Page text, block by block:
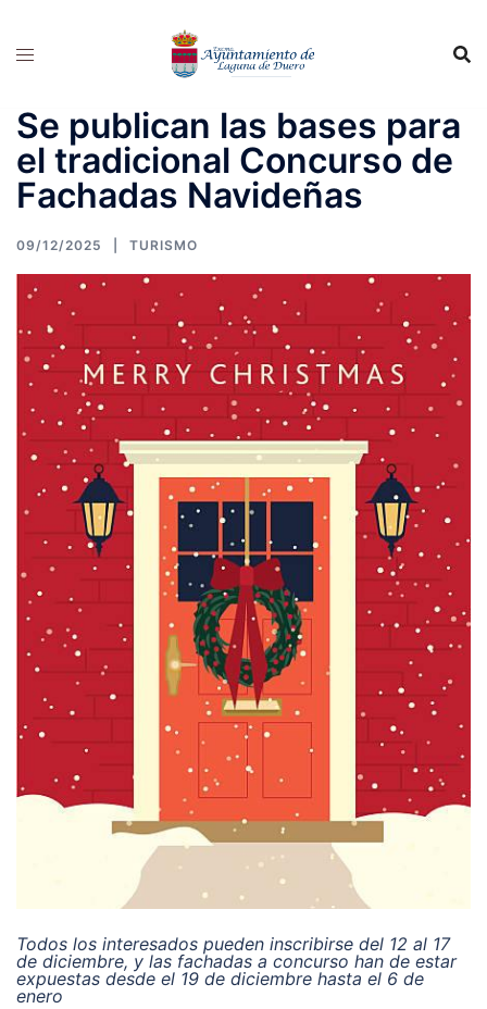
Se publican las bases para
el tradicional Concurso de
Fachadas Navideñas
09/12/2025 TURISMO
Todos los interesados pueden inscribirse del 12 al 17
de diciembre, y las fachadas a concurso han de estar
expuestas desde el 19 de diciembre hasta el 6 de
enero